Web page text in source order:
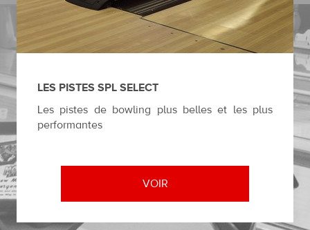
LES PISTES SPL SELECT
Les pistes de bowling plus belles et les plus
performantes
VOIR